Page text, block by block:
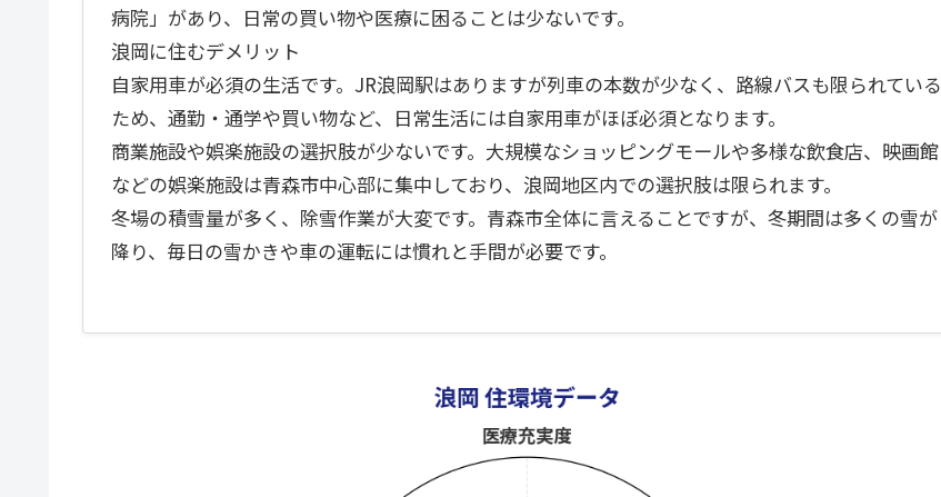
病院」があり、日常の買い物や医療に困ることは少ないです。
浪岡に住むデメリット
自家用車が必須の生活です。JR浪岡駅はありますが列車の本数が少なく、路線バスも限られている
ため、通勤・通学や買い物など、日常生活には自家用車がほぼ必須となります。
商業施設や娯楽施設の選択肢が少ないです。大規模なショッピングモールや多様な飲食店、映画館
などの娯楽施設は青森市中心部に集中しており、浪岡地区内での選択肢は限られます。
冬場の積雪量が多く、除雪作業が大変です。青森市全体に言えることですが、冬期間は多くの雪が
降り、毎日の雪かきや車の運転には慣れと手間が必要です。